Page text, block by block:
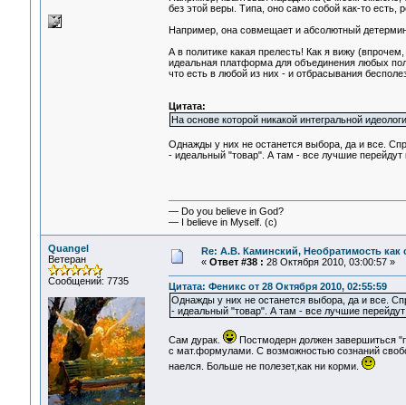
без этой веры. Типа, оно само собой как-то есть,
Например, она совмещает и абсолютный
А в политике какая прелесть! Как я вижу
идеальная платформа для объединения любых
что есть в любой из них - и отбрасывания
Цитата:
На основе которой никакой интегральной
Однажды у них не останется выбора, да и все.
- идеальный "товар". А там - все лучшие
— Do you believe in God?
— I believe in Myself. (c)
Quangel
Ветеран
Сообщений: 7735
Re: А.В. Каминский, Необратимость как
« Ответ #38 : 28 Октября 2010, 03:00:57 »
Цитата: Феникс от 28 Октября 2010, 02:55:59
Однажды у них не останется выбора, да и все.
- идеальный "товар". А там - все лучшие
Сам дурак.
Постмодерн должен завершиться
с мат.формулами. С возможностью сознаний
наелся. Больше не полезет,как ни корми.